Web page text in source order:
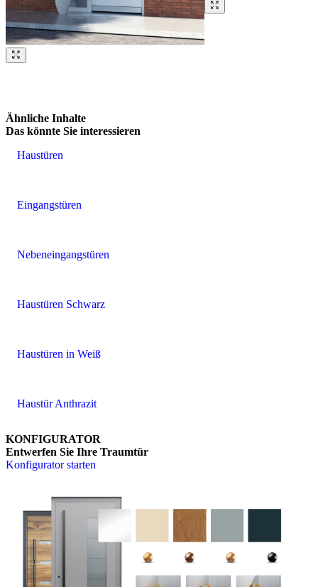
Ähnliche Inhalte
Das könnte Sie interessieren
Haustüren
Eingangstüren
Nebeneingangstüren
Haustüren Schwarz
Haustüren in Weiß
Haustür Anthrazit
KONFIGURATOR
Entwerfen Sie Ihre Traumtür
Konfigurator starten